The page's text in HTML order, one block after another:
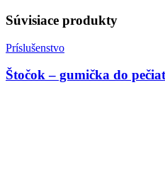
Súvisiace produkty
Príslušenstvo
Štočok – gumička do